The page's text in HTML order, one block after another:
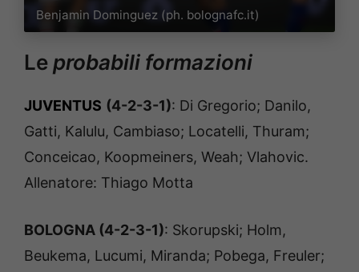
Benjamin Dominguez (ph. bolognafc.it)
Leprobabili formazioni
JUVENTUS (4-2-3-1): Di Gregorio; Danilo,
Gatti, Kalulu, Cambiaso; Locatelli, Thuram;
Conceicao, Koopmeiners, Weah; Vlahovic.
Allenatore: Thiago Motta
BOLOGNA (4-2-3-1): Skorupski; Holm,
Beukema, Lucumi, Miranda; Pobega, Freuler;